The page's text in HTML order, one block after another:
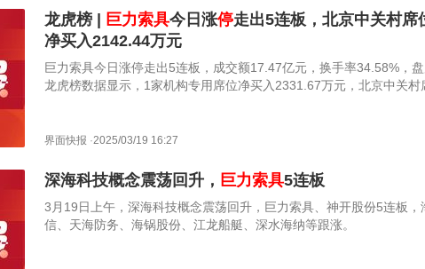
龙虎榜 | 巨力索具今日涨停走出5连板，北京中关村席
净买入2142.44万元
巨力索具今日涨停走出5连板，成交额17.47亿元，换手率34.58%，
龙虎榜数据显示，1家机构专用席位净买入2331.67万元，北京中关村
界面快报 ·2025/03/19 16:27
深海科技概念震荡回升， 巨力索具5连板
3月19日上午，深海科技概念震荡回升，巨力索具、神开股份5连板，
信、天海防务、海锅股份、江龙船艇、深水海纳等跟涨。